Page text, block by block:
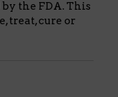
the FDA. This
treat, cure or